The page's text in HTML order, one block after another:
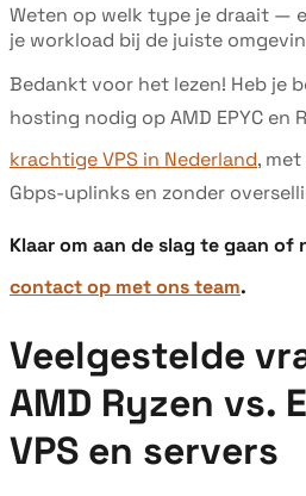
Weten op welk type je draait —
je workload bij de juiste
Bedankt voor het lezen! Heb je
hosting nodig op AMD EPYC en
krachtige VPS in Nederland,
Gbps-uplinks en zonder
Klaar om aan de slag te gaan of
contact op met ons team.
Veelgestelde
AMD Ryzen vs.
VPS en servers